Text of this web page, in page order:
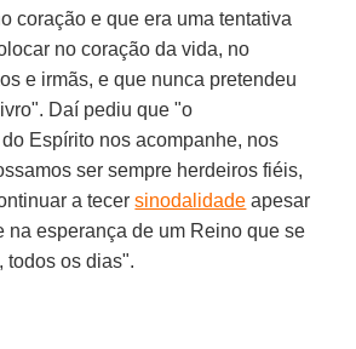
coração e que era uma tentativa
no coração da vida, no
e irmãs, e que nunca pretendeu
Daí pediu que "o
Espírito nos acompanhe, nos
ser sempre herdeiros fiéis,
a tecersinodalidade apesar
na esperança de um Reino que se
todos os dias".